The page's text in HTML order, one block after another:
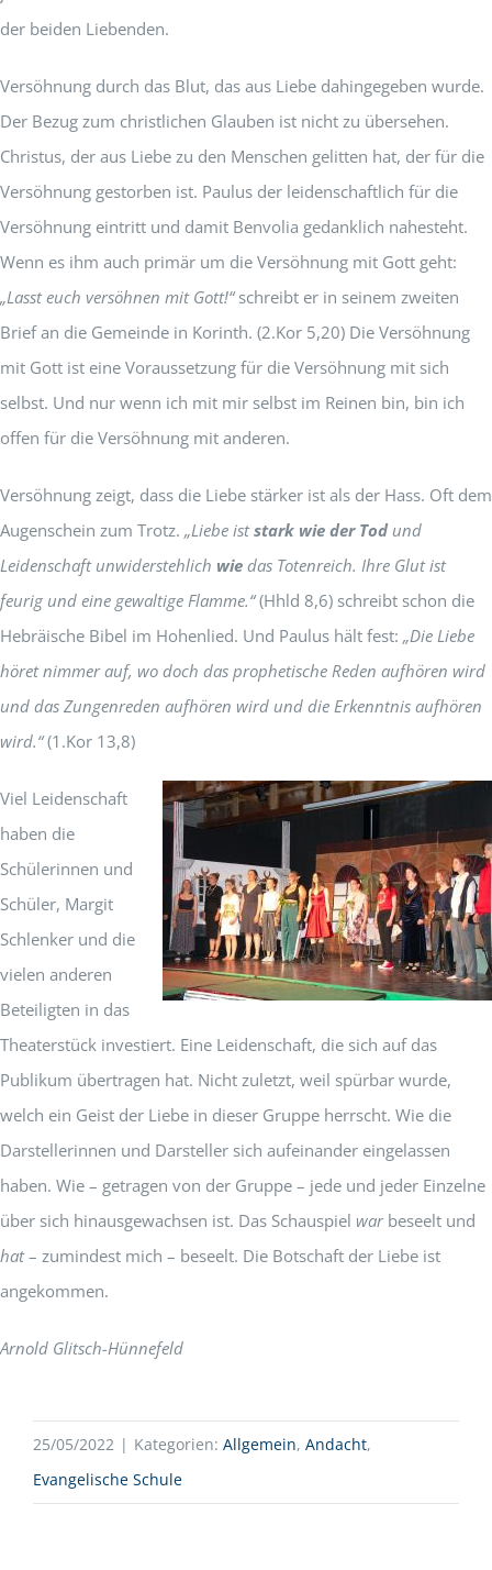
der beiden Liebenden.
Versöhnung durch das Blut, das aus Liebe dahingegeben wurde.
Der Bezug zum christlichen Glauben ist nicht zu übersehen.
Christus, der aus Liebe zu den Menschen gelitten hat, der für die
Versöhnung gestorben ist. Paulus der leidenschaftlich für die
Versöhnung eintritt und damit Benvolia gedanklich nahesteht.
Wenn es ihm auch primär um die Versöhnung mit Gott geht:
„Lasst euch versöhnen mit Gott!“schreibt er in seinem zweiten
Brief an die Gemeinde in Korinth. (2.Kor 5,20) Die Versöhnung
mit Gott ist eine Voraussetzung für die Versöhnung mit sich
selbst. Und nur wenn ich mit mir selbst im Reinen bin, bin ich
offen für die Versöhnung mit anderen.
Versöhnung zeigt, dass die Liebe stärker ist als der Hass. Oft dem
Augenschein zum Trotz. „Liebe iststark wie der Todund
Leidenschaft unwiderstehlich wiedas Totenreich. Ihre Glut ist
feurig und eine gewaltige Flamme.“(Hhld 8,6) schreibt schon die
Hebräische Bibel im Hohenlied. Und Paulus hält fest: „Die Liebe
höret nimmer auf, wo doch das prophetische Reden aufhören wird
und das Zungenreden aufhören wird und die Erkenntnis aufhören
wird.“(1.Kor 13,8)
Viel Leidenschaft
haben die
Schülerinnen und
Schüler, Margit
Schlenker und die
vielen anderen
Beteiligten in das
Theaterstück investiert. Eine Leidenschaft, die sich auf das
Publikum übertragen hat. Nicht zuletzt, weil spürbar wurde,
welch ein Geist der Liebe in dieser Gruppe herrscht. Wie die
Darstellerinnen und Darsteller sich aufeinander eingelassen
haben. Wie – getragen von der Gruppe – jede und jeder Einzelne
über sich hinausgewachsen ist. Das Schauspiel warbeseelt und
hat– zumindest mich – beseelt. Die Botschaft der Liebe ist
angekommen.
Arnold Glitsch-Hünnefeld
25/05/2022 | Kategorien: Allgemein, Andacht,
Evangelische Schule